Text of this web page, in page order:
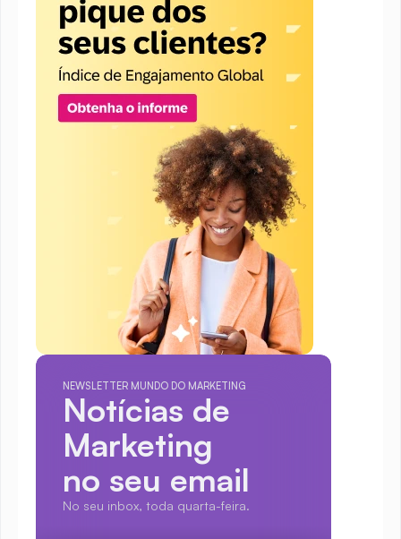
NEWSLETTER MUNDO DO MARKETING
Notícias de
Marketing
no seu email
No seu inbox, toda quarta-feira.